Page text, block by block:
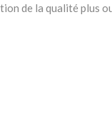
de la qualité plus